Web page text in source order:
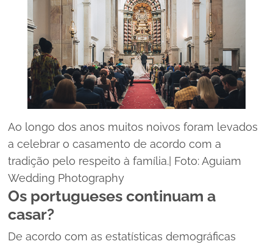
Ao longo dos anos muitos noivos foram levados
a celebrar o casamento de acordo com a
tradição pelo respeito à família.| Foto: Aguiam
Wedding Photography
Os portugueses continuam a
casar?
De acordo com as estatísticas demográficas